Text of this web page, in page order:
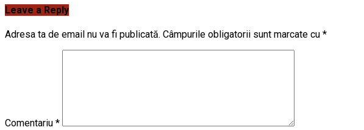
Leave a Reply
Adresa ta de email nu va fi publicată. Câmpurile obligatorii sunt marcate cu *
Comentariu *